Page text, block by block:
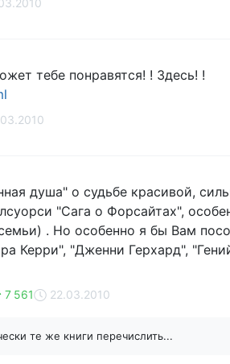
тебе понравятся! ! Здесь! !
душа" о судьбе красивой,
"Сага о Форсайтах",
. Но особенно я бы Вам
Керри", "Дженни Герхард",
7 561 22.03.2010
те же книги перечислить...